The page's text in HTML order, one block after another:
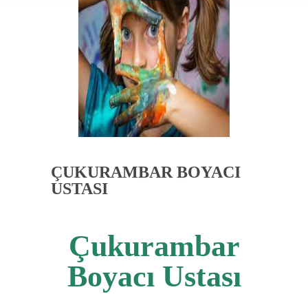
ÇUKURAMBAR BOYACI
USTASI
Çukurambar
Boyacı Ustası